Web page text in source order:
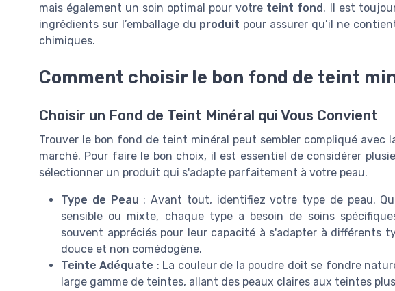
mais également un soin optimal pour votre teint fond. Il est
ingrédients sur l’emballage du produit pour assurer qu’il ne
chimiques.
Comment choisir le bon fond de teint
Choisir un Fond de Teint Minéral qui Vous Convient
Trouver le bon fond de teint minéral peut sembler compliqué avec
marché. Pour faire le bon choix, il est essentiel de considérer
sélectionner un produit qui s'adapte parfaitement à votre peau.
Type de Peau : Avant tout, identifiez votre type de peau.
sensible ou mixte, chaque type a besoin de soins
souvent appréciés pour leur capacité à s'adapter à différents
douce et non comédogène.
Teinte Adéquate : La couleur de la poudre doit se fondre
large gamme de teintes, allant des peaux claires aux teintes